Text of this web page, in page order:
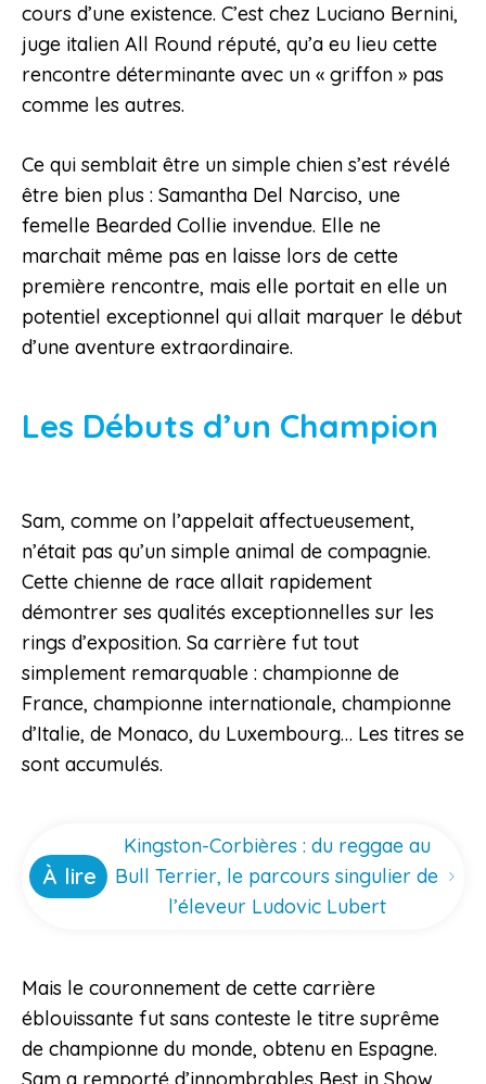
cours d’une existence. C’est chez Luciano Bernini,
juge italien All Round réputé, qu’a eu lieu cette
rencontre déterminante avec un « griffon » pas
comme les autres.
Ce qui semblait être un simple chien s’est révélé
être bien plus : Samantha Del Narciso, une
femelle Bearded Collie invendue. Elle ne
marchait même pas en laisse lors de cette
première rencontre, mais elle portait en elle un
potentiel exceptionnel qui allait marquer le début
d’une aventure extraordinaire.
Les Débuts d’un Champion
Sam, comme on l’appelait affectueusement,
n’était pas qu’un simple animal de compagnie.
Cette chienne de race allait rapidement
démontrer ses qualités exceptionnelles sur les
rings d’exposition. Sa carrière fut tout
simplement remarquable : championne de
France, championne internationale, championne
d’Italie, de Monaco, du Luxembourg… Les titres se
sont accumulés.
À lire
Kingston-Corbières : du reggae au
Bull Terrier, le parcours singulier de
l’éleveur Ludovic Lubert
Mais le couronnement de cette carrière
éblouissante fut sans conteste le titre suprême
de championne du monde, obtenu en Espagne.